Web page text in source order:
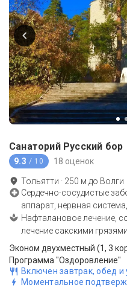
Санаторий Русский бор
9.3 / 10 18 оценок
Тольятти · 250 м до Волги
Сердечно-сосудистые
аппарат, нервная
Нафталановое лечение,
лечение сакскими грязями
Эконом двухместный (1, 3
Программа "Оздоровление"
Включен завтрак, обед и
Моментальное